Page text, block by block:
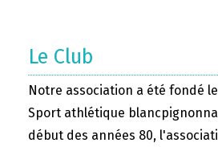
Le Club
Notre association a été fondé le
Sport athlétique
début des années 80,